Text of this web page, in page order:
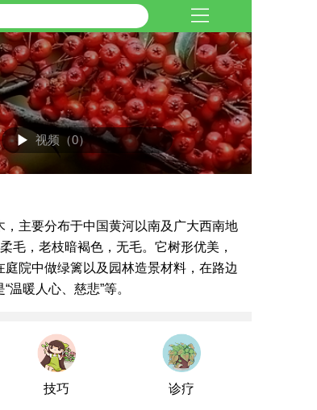
视频（0）
主要分布于中国黄河以南及广大西南地
毛，老枝暗褐色，无毛。它树形优美，
院中做绿篱以及园林造景材料，在路边
暖人心、慈悲”等。
技巧 诊疗